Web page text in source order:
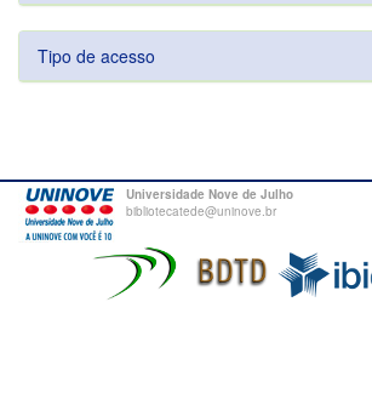
Tipo de acesso
Universidade Nove de Julho
bibliotecatede@uninove.br